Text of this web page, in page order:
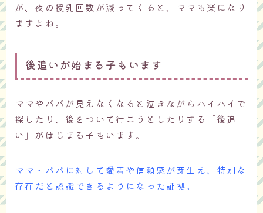
が、夜の授乳回数が減ってくると、ママも楽になり
ますよね。
後追いが始まる子もいます
ママやパパが見えなくなると泣きながらハイハイで
探したり、後をついて行こうとしたりする「後追
い」がはじまる子もいます。
ママ・パパに対して愛着や信頼感が芽生え、特別な
存在だと認識できるようになった証拠。